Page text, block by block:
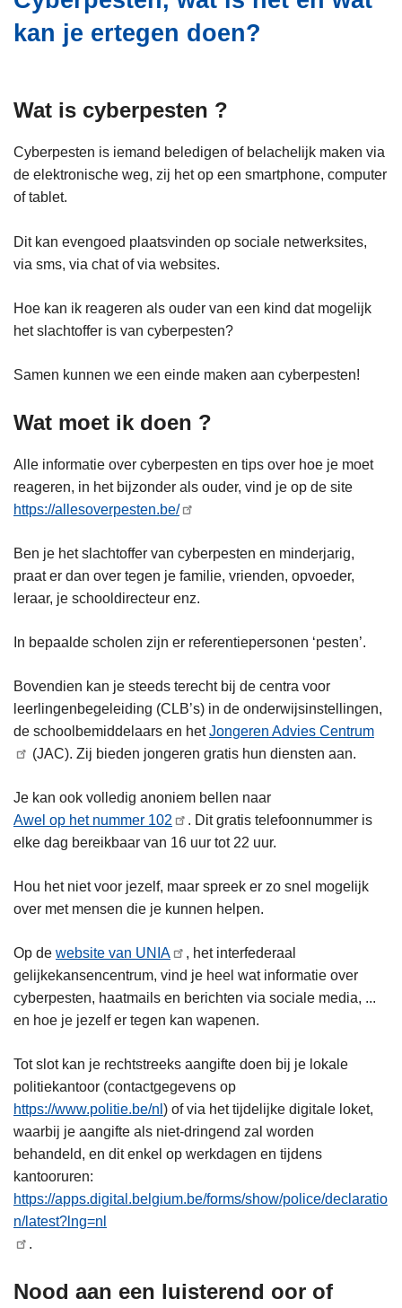
i
ekan je ertegen doen?
Wat is cyberpesten ?
Cyberpesten is iemand beledigen of belachelijk maken via
de elektronische weg, zij het op een smartphone, computer
of tablet.
Dit kan evengoed plaatsvinden op sociale netwerksites,
via sms, via chat of via websites.
Hoe kan ik reageren als ouder van een kind dat mogelijk
het slachtoffer is van cyberpesten?
Samen kunnen we een einde maken aan cyberpesten!
Wat moet ik doen ?
Alle informatie over cyberpesten en tips over hoe je moet
reageren, in het bijzonder als ouder, vind je op de site
https://allesoverpesten.be/
Ben je het slachtoffer van cyberpesten en minderjarig,
praat er dan over tegen je familie, vrienden, opvoeder,
leraar, je schooldirecteur enz.
In bepaalde scholen zijn er referentiepersonen ‘pesten’.
Bovendien kan je steeds terecht bij de centra voor
leerlingenbegeleiding (CLB’s) in de onderwijsinstellingen,
de schoolbemiddelaars en hetJongeren Advies Centrum
(JAC). Zij bieden jongeren gratis hun diensten aan.
Je kan ook volledig anoniem bellen naar
Awel op het nummer 102
. Dit gratis telefoonnummer is
elke dag bereikbaar van 16 uur tot 22 uur.
Hou het niet voor jezelf, maar spreek er zo snel mogelijk
over met mensen die je kunnen helpen.
Op de website van UNIA
, het interfederaal
gelijkekansencentrum, vind je heel wat informatie over
cyberpesten, haatmails en berichten via sociale media, ...
en hoe je jezelf er tegen kan wapenen.
Tot slot kan je rechtstreeks aangifte doen bij je lokale
politiekantoor (contactgegevens op
https://www.politie.be/nl ) of via het tijdelijke digitale loket,
waarbij je aangifte als niet-dringend zal worden
behandeld, en dit enkel op werkdagen en tijdens
kantooruren:
https://apps.digital.belgium.be/forms/show/police/declaratio
n/latest?lng=nl
.
Nood aan een luisterend oor of